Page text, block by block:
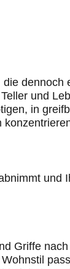
und
in
Griffe